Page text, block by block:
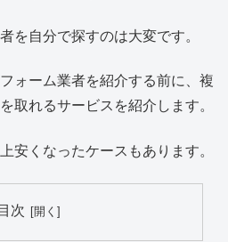
を自分で探すのは大変です。
ォーム業者を紹介する前に、複
取れるサービスを紹介します。
安くなったケースもあります。
目次